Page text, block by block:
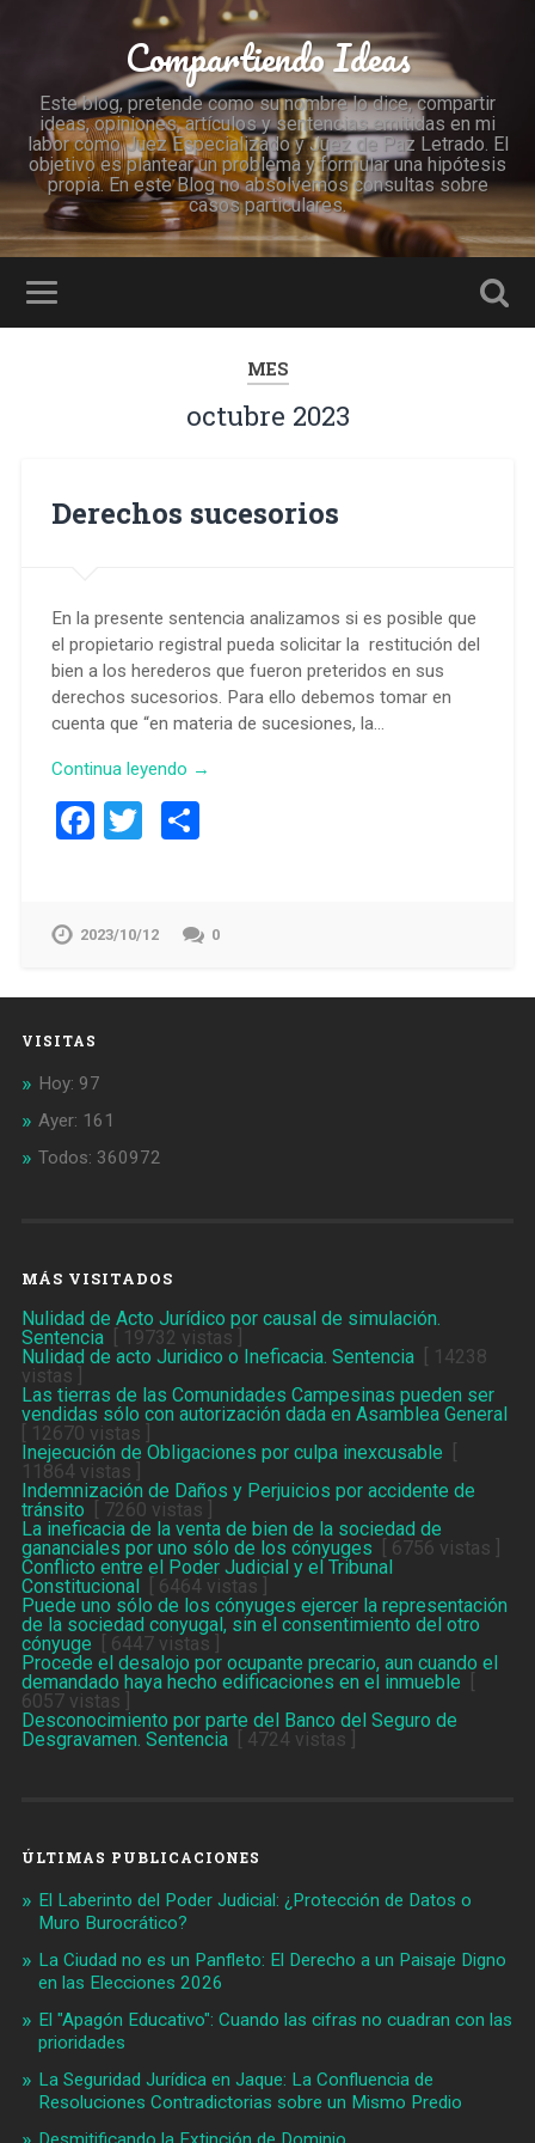
Compartiendo Ideas
Este blog, pretende como su nombre lo dice, compartir
ideas, opiniones, artículos y sentencias emitidas en mi
labor como Juez Especializado y Juez de Paz Letrado. El
objetivo es plantear un problema y formular una hipótesis
propia. En este Blog no absolvemos consultas sobre
casos particulares.
MES
octubre 2023
Derechos sucesorios
En la presente sentencia analizamos si es posible que
el propietario registral pueda solicitar la restitución del
bien a los herederos que fueron preteridos en sus
derechos sucesorios. Para ello debemos tomar en
cuenta que “en materia de sucesiones, la…
Continua leyendo →
Facebook
Twitter
2023/10/12 0
VISITAS
Hoy: 97
Ayer: 161
Todos: 360972
MÁS VISITADOS
Nulidad de Acto Jurídico por causal de simulación.
Sentencia[ 19732 vistas ]
Nulidad de acto Juridico o Ineficacia. Sentencia[ 14238
vistas ]
Las tierras de las Comunidades Campesinas pueden ser
vendidas sólo con autorización dada en Asamblea General
[ 12670 vistas ]
Inejecución de Obligaciones por culpa inexcusable
11864 vistas ]
Indemnización de Daños y Perjuicios por accidente de
tránsito [ 7260 vistas ]
La ineficacia de la venta de bien de la sociedad de
gananciales por uno sólo de los cónyuges [ 6756 vistas ]
Conflicto entre el Poder Judicial y el Tribunal
Constitucional
[ 6464 vistas ]
Puede uno sólo de los cónyuges ejercer la representación
de la sociedad conyugal, sin el consentimiento del otro
cónyuge [ 6447 vistas ]
Procede el desalojo por ocupante precario, aun cuando el
demandado haya hecho edificaciones en el inmueble
6057 vistas ]
Desconocimiento por parte del Banco del Seguro de
Desgravamen. Sentencia[ 4724 vistas ]
ÚLTIMAS PUBLICACIONES
El Laberinto del Poder Judicial: ¿Protección de Datos o
Muro Burocrático?
La Ciudad no es un Panfleto: El Derecho a un Paisaje Digno
en las Elecciones 2026
El "Apagón Educativo": Cuando las cifras no cuadran con las
prioridades
La Seguridad Jurídica en Jaque: La Confluencia de
Resoluciones Contradictorias sobre un Mismo Predio